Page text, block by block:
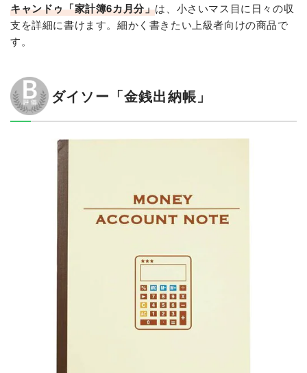
キャンドゥ「家計簿6カ月分」は、小さいマス目に日々の収
支を詳細に書けます。細かく書きたい上級者向けの商品で
す。
ダイソー「金銭出納帳」